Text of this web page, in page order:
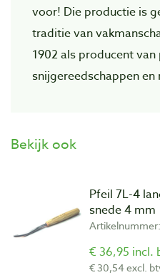
voor! Die productie is
traditie van
1902 als producent
snijgereedschappen
Bekijk ook
Pfeil 7L-4
snede 4 mm
€ 36,95 incl.
€ 30,54 excl.